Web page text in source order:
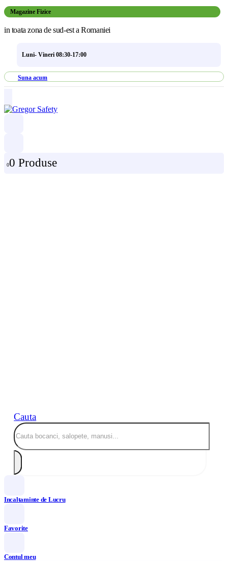
Magazine Fizice
in toata zona de sud-est a Romaniei
Luni- Vineri 08:30-17:00
Suna acum
00 Produse
Cauta
Incaltaminte de Lucru
Favorite
Contul meu